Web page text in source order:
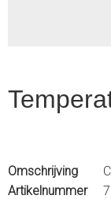
Omschrijving
Artikelnummer